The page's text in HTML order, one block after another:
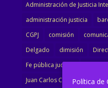
Administración de Justicia
administración justicia
CGPJ
comisión
Delgado
dimisión
Fe pública judicial
Juan Carlos CampoPolítica de